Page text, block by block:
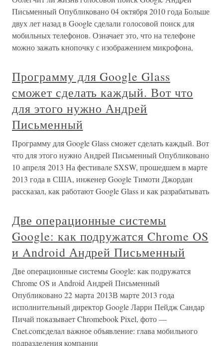
Письменный Опубликовано 04 октября 2010 года Больше
двух лет назад в Google сделали голосовой поиск для
мобильных телефонов. Означает это, что на телефоне
можно зажать кнопочку с изображением микрофона,
Программу для Google Glass
сможет сделать каждый. Вот что
для этого нужно Андрей
Письменный
Программу для Google Glass сможет сделать каждый. Вот
что для этого нужно Андрей Письменный Опубликовано
10 апреля 2013 На фестивале SXSW, прошедшем в марте
2013 года в США, инженер Google Тимоти Джордан
рассказал, как работают Google Glass и как разрабатывать
Две операционные системы
Google: как подружатся Chrome OS
и Android Андрей Письменный
Две операционные системы Google: как подружатся
Chrome OS и Android Андрей Письменный
Опубликовано 22 марта 2013В марте 2013 года
исполнительный директор Google Ларри Пейдж Сандар
Пичай показывает Chromebook Pixel, фото —
Cnet.comсделал важное объявление: глава мобильного
подразделения компании